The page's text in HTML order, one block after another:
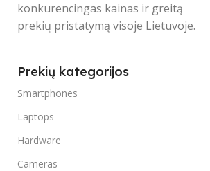
konkurencingas kainas ir greitą
prekių pristatymą visoje Lietuvoje.
Prekių kategorijos
Smartphones
Laptops
Hardware
Cameras